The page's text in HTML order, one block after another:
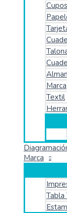
Cupos
Marca
Textil
Marca
Tabla